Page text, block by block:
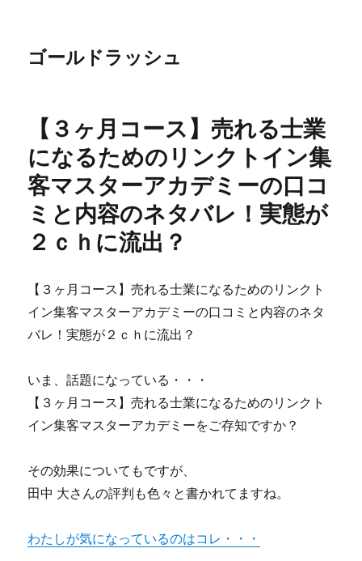
ゴールドラッシュ
【３ヶ月コース】売れる士業
になるためのリンクトイン集
客マスターアカデミーの口コ
ミと内容のネタバレ！実態が
２ｃｈに流出？
【３ヶ月コース】売れる士業になるためのリンクト
イン集客マスターアカデミーの口コミと内容のネタ
バレ！実態が２ｃｈに流出？
いま、話題になっている・・・
【３ヶ月コース】売れる士業になるためのリンクト
イン集客マスターアカデミーをご存知ですか？
その効果についてもですが、
田中 大さんの評判も色々と書かれてますね。
わたしが気になっているのはコレ・・・